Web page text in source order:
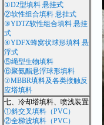
①D2型填料 悬挂式
②软性组合填料 悬挂式
③YDTZ软性组合填料 悬挂
式
④YDFX蜂窝状球形填料 悬
浮式
⑤绳型生物填料
⑥聚氨酯悬浮球形填料
⑦MBBR填料及各类接触反
应塔填料
七、冷却塔填料、喷浅装置
①斜交叉填料（PVC）
②全梯波填料（PVC）